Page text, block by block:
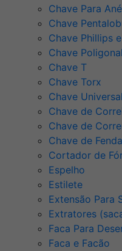
Chave Para
Chave
Chave Phillips
Chave
Chave T
Chave Torx
Chave Universal
Chave de
Chave de
Chave de Fenda
Cortador de
Espelho
Estilete
Extensão Para
Extratores
Faca Para
Faca e Facão